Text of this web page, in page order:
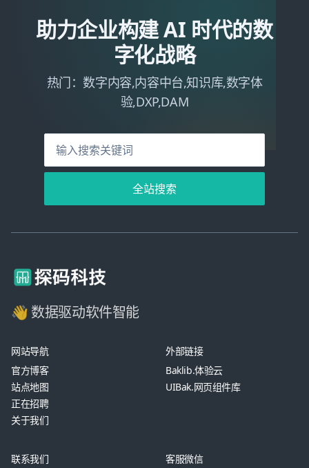
助力企业构建 AI 时代的数
字化战略
热门：数字内容,内容中台,知识库,数字体
验,DXP,DAM
全站搜索
👋 数据驱动软件智能
网站导航
官方博客
站点地图
正在招聘
关于我们
外部链接
Baklib.体验云
UIBak.网页组件库
联系我们 客服微信